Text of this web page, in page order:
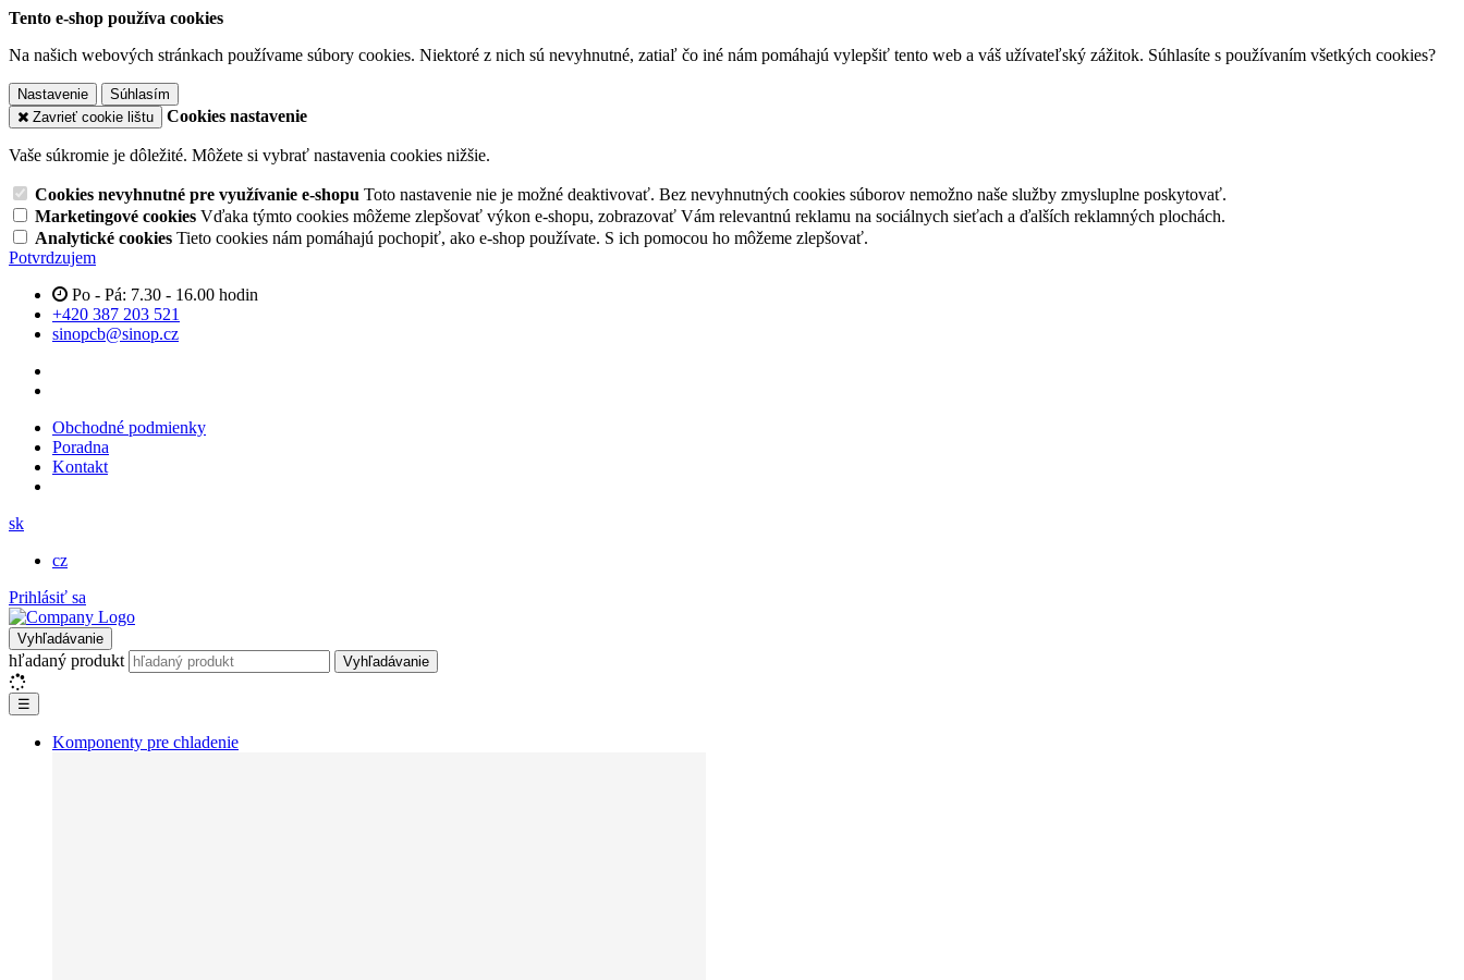
Tento e-shop používa cookies
Na našich webových stránkach používame súbory cookies. Niektoré z nich sú nevyhnutné, zatiaľ čo iné nám pomáhajú vylepšiť tento web a váš užívateľský zážitok. Súhlasíte s používaním všetkých cookies?
Nastavenie
Súhlasím
Zavrieť cookie lištu
Cookies nastavenie
Vaše súkromie je dôležité. Môžete si vybrať nastavenia cookies nižšie.
Cookies nevyhnutné pre využívanie e-shopu Toto nastavenie nie je možné deaktivovať. Bez nevyhnutných cookies súborov nemožno naše služby zmysluplne poskytovať.
Marketingové cookies Vďaka týmto cookies môžeme zlepšovať výkon e-shopu, zobrazovať Vám relevantnú reklamu na sociálnych sieťach a ďalších reklamných plochách.
Analytické cookies Tieto cookies nám pomáhajú pochopiť, ako e-shop používate. S ich pomocou ho môžeme zlepšovať.
Potvrdzujem
Po - Pá: 7.30 - 16.00 hodin
+420 387 203 521
sinopcb@sinop.cz
Obchodné podmienky
Poradna
Kontakt
sk
cz
Prihlásiť sa
Vyhľadávanie
hľadaný produkt Vyhľadávanie
☰
Komponenty pre chladenie